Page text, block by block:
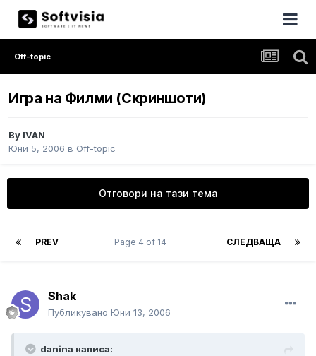
Off-topic
Игра на Филми (Скриншоти)
By IVAN
Юни 5, 2006 в Off-topic
Отговори на тази тема
PREV СЛЕДВАЩА
Page 4 of 14
Shak
Публикувано Юни 13, 2006
danina написа: